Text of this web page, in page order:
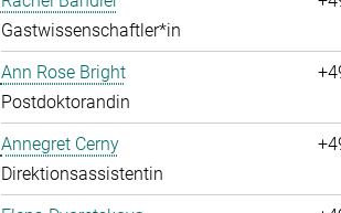
Gastwissenschaftler*in
Ann Rose Bright
Postdoktorandin
Annegret Cerny
Direktionsassistentin